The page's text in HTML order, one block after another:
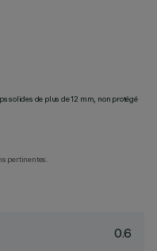
solides de plus de 12 mm, non protégé
pertinentes.
0.6